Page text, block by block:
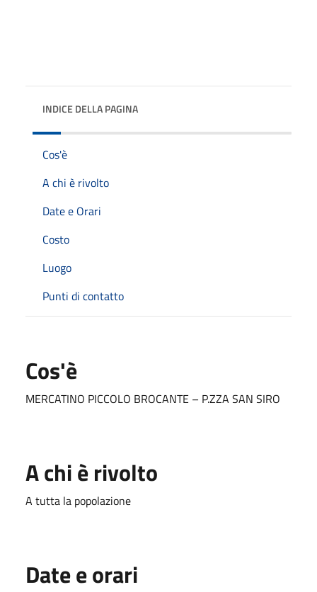
INDICE DELLA PAGINA
Cos'è
A chi è rivolto
Date e Orari
Costo
Luogo
Punti di contatto
Cos'è
MERCATINO PICCOLO BROCANTE – P.ZZA SAN SIRO
A chi è rivolto
A tutta la popolazione
Date e orari